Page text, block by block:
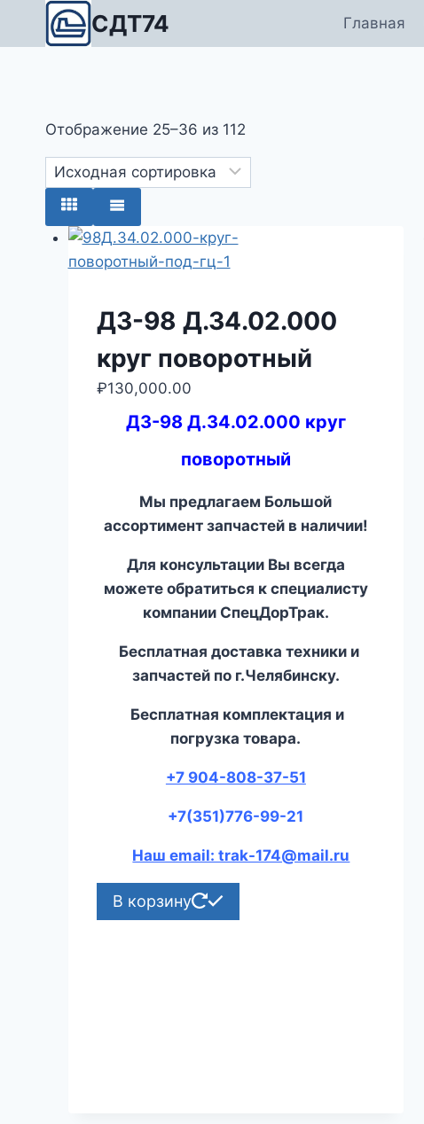
Перейти
СДТ74 Главная
Отображение 25–36 из 112
ДЗ-98 Д.34.02.000
круг поворотный
₽130,000.00
ДЗ-98 Д.34.02.000 круг
поворотный
Мы предлагаем Большой
ассортимент запчастей в наличии!
Для консультации Вы всегда
можете обратиться к специалисту
компании СпецДорТрак.
Бесплатная доставка техники и
запчастей по г.Челябинску.
Бесплатная комплектация и
погрузка товара.
+7 904-808-37-51
+7(351)776-99-21
Наш email: trak-174@mail.ru
В корзину